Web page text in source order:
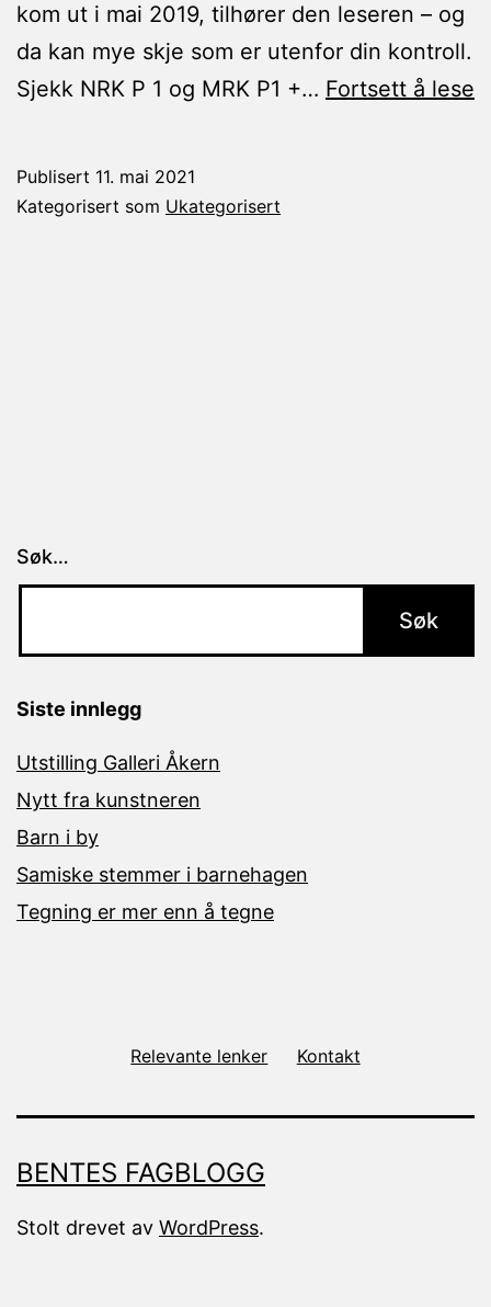
kom ut i mai 2019, tilhører den leseren – og
da kan mye skje som er utenfor din kontroll.
Sjekk NRK P 1 og MRK P1 +… Fortsett å lese
Publisert 11. mai 2021
Kategorisert som Ukategorisert
Søk…
Siste innlegg
Utstilling Galleri Åkern
Nytt fra kunstneren
Barn i by
Samiske stemmer i barnehagen
Tegning er mer enn å tegne
Relevante lenker Kontakt
BENTES FAGBLOGG
Stolt drevet av WordPress.